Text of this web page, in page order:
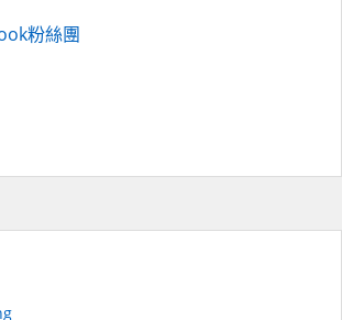
粉絲團